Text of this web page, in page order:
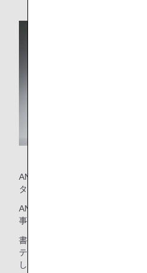
ANAで現在提供しているワイン
タッフや外部アドバイザーのソ
ANAが自信をもっておすすめす
事のマリアージュをお楽しみくだ
書類選考を通過したワインを最
ティングによる採点を実施、約
しました。ワインの道を極めた目